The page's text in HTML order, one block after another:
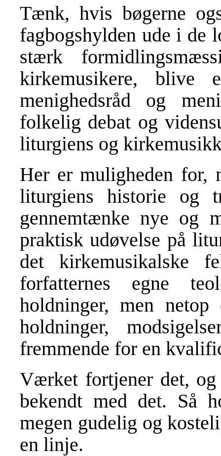
Tænk, hvis bøgerne
fagbogshylden ude i de
stærk
kirkemusikere, blive
menighedsråd og
folkelig debat og
liturgiens og
Her er muligheden for,
liturgiens historie og
gennemtænke nye og
praktisk udøvelse på
det kirkemusikalske
forfatternes egne
holdninger, men
holdninger,
fremmende for en
Værket fortjener det,
bekendt med det. Så
megen gudelig og
en linje.